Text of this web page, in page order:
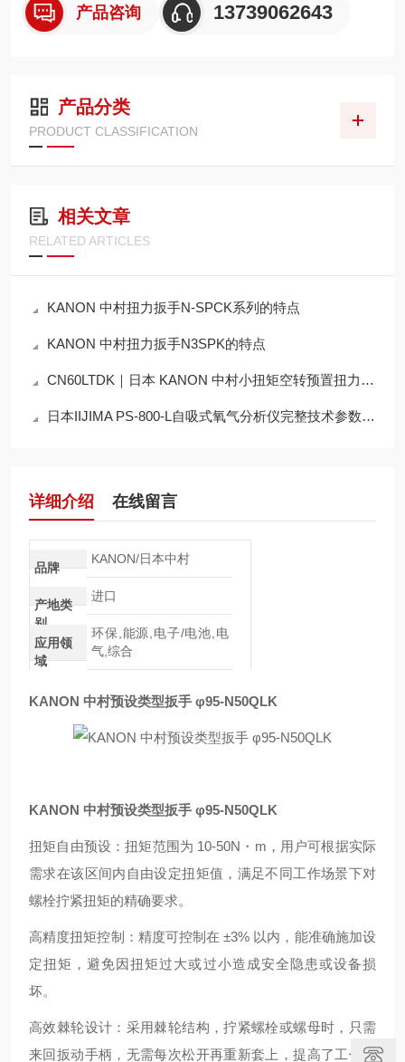
产品咨询 13739062643
产品分类
PRODUCT CLASSIFICATION
相关文章
RELATED ARTICLES
KANON 中村扭力扳手N-SPCK系列的特点
KANON 中村扭力扳手N3SPK的特点
CN60LTDK｜日本 KANON 中村小扭矩空转预置扭力起子技术详解
日本IIJIMA PS-800-L自吸式氧气分析仪完整技术参数详解
详细介绍 在线留言
品牌
KANON/日本中村
产地类
别
进口
应用领
域
环保,能源,电子/电池,电
气,综合
KANON 中村预设类型扳手 φ95-N50QLK
KANON 中村预设类型扳手 φ95-N50QLK
扭矩自由预设：扭矩范围为 10-50N・m，用户可根据实际
需求在该区间内自由设定扭矩值，满足不同工作场景下对
螺栓拧紧扭矩的精确要求。
高精度扭矩控制：精度可控制在 ±3% 以内，能准确施加设
定扭矩，避免因扭矩过大或过小造成安全隐患或设备损
坏。
高效棘轮设计：采用棘轮结构，拧紧螺栓或螺母时，只需
来回扳动手柄，无需每次松开再重新套上，提高了工作效